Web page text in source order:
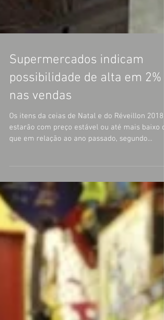
Supermercados indicam
possibilidade de alta em 2%
Os itens da ceias de Natal e do Réveillon 2018
estarão com preço estável ou até mais baixo
que em relação ao ano passado, segundo...